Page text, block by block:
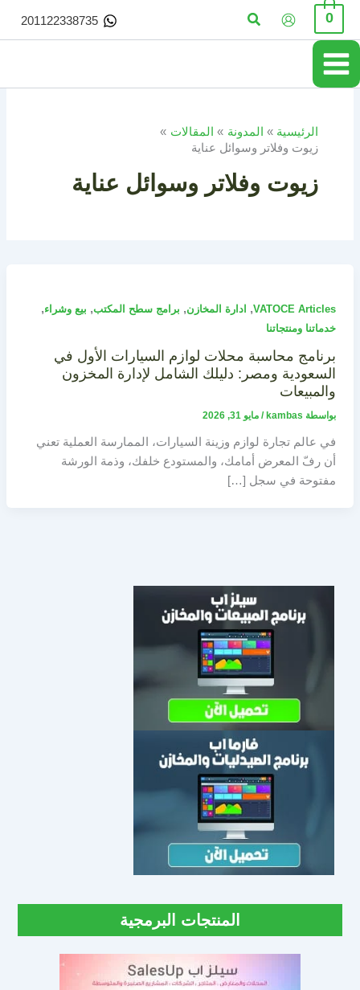
تخطي
المحتوى
0 البحث 201122338735
الرئيسية المدونة
المقالات
زيوت وفلاتر وسوائل عناية
زيوت وفلاتر وسوائل عناية
VATOCE Articles
, ادارة المخازن, برامج سطح المكتب, بيع وشراء,
خدماتنا ومنتجاتنا
برنامج محاسبة محلات لوازم السيارات الأول في
السعودية ومصر: دليلك الشامل لإدارة المخزون
والمبيعات
بواسطة kambas
/ مايو 31, 2026
في عالم تجارة لوازم وزينة السيارات، الممارسة العملية تعني
أن رفّ المعرض أمامك، والمستودع خلفك، وذمة الورشة
مفتوحة في سجل […]
المنتجات البرمجية